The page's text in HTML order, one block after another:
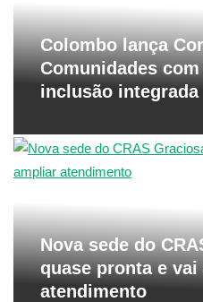
Colombo lança
Comunidades
inclusão integrada
Nova sede do
quase pronta e
atendimento